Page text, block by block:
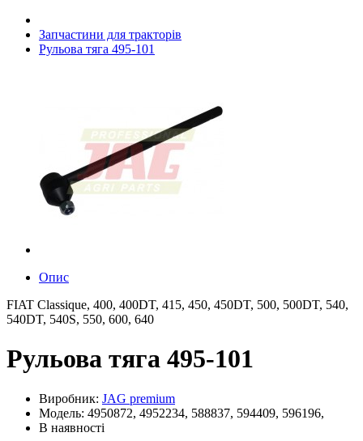
Запчастини для тракторів
Рульова тяга 495-101
Опис
FIAT Classique, 400, 400DT, 415, 450, 450DT, 500, 500DT, 540,
540DT, 540S, 550, 600, 640
Рульова тяга 495-101
Виробник: JAG premium
Модель: 4950872, 4952234, 588837, 594409, 596196,
В наявності